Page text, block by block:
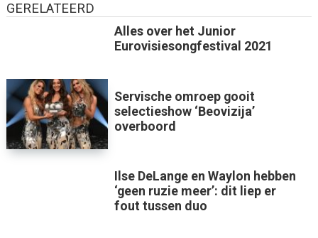
GERELATEERD
Alles over het Junior
Eurovisiesongfestival 2021
Servische omroep gooit
selectieshow ‘Beovizija’
overboord
Ilse DeLange en Waylon hebben
‘geen ruzie meer’: dit liep er
fout tussen duo